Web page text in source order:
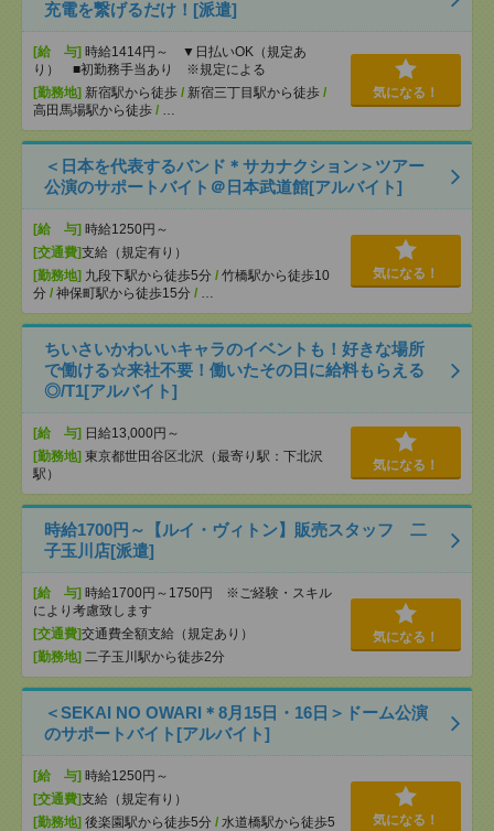
充電を繋げるだけ！[派遣]
[給 与] 時給1414円～ ▼日払いOK（規定あ
り） ■初勤務手当あり ※規定による
[勤務地] 新宿駅から徒歩 / 新宿三丁目駅から徒歩 /
高田馬場駅から徒歩 / …
気になる！
＜日本を代表するバンド＊サカナクション＞ツアー
公演のサポートバイト＠日本武道館[アルバイト]
[給 与] 時給1250円～
[交通費]支給（規定有り）
[勤務地] 九段下駅から徒歩5分 / 竹橋駅から徒歩10
分 / 神保町駅から徒歩15分 / …
気になる！
ちいさいかわいいキャラのイベントも！好きな場所
で働ける☆来社不要！働いたその日に給料もらえる
◎/T1[アルバイト]
[給 与] 日給13,000円～
[勤務地] 東京都世田谷区北沢（最寄り駅：下北沢
駅）
気になる！
時給1700円～【ルイ・ヴィトン】販売スタッフ 二
子玉川店[派遣]
[給 与] 時給1700円～1750円 ※ご経験・スキル
により考慮致します
[交通費]交通費全額支給（規定あり）
[勤務地] 二子玉川駅から徒歩2分
気になる！
＜SEKAI NO OWARI＊8月15日・16日＞ドーム公演
のサポートバイト[アルバイト]
[給 与] 時給1250円～
[交通費]支給（規定有り）
[勤務地] 後楽園駅から徒歩5分 / 水道橋駅から徒歩5
気になる！